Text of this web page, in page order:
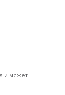
и может